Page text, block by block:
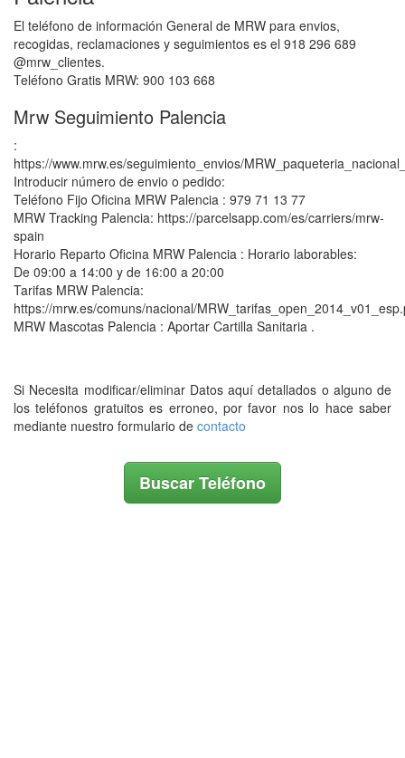
El teléfono de información General de MRW para envios,
recogidas, reclamaciones y seguimientos es el 918 296 689
@mrw_clientes.
Teléfono Gratis MRW: 900 103 668
Mrw Seguimiento Palencia
:
https://www.mrw.es/seguimiento_envios/
Introducir número de envio o pedido:
Teléfono Fijo Oficina MRW Palencia : 979 71 13 77
MRW Tracking Palencia: https://parcelsapp.com/es/carriers/mrw-
spain
Horario Reparto Oficina MRW Palencia : Horario laborables:
De 09:00 a 14:00 y de 16:00 a 20:00
Tarifas MRW Palencia:
https://mrw.es/comuns/nacional/
MRW Mascotas Palencia : Aportar Cartilla Sanitaria .
Si Necesita modificar/eliminar Datos aquí detallados o alguno de
los teléfonos gratuitos es erroneo, por favor nos lo hace saber
mediante nuestro formulario de contacto
Buscar Teléfono